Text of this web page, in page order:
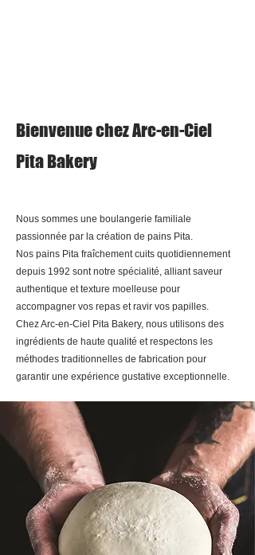
Bienvenue chez Arc-en-Ciel
Pita Bakery
Nous sommes une boulangerie familiale
passionnée par la création de pains Pita.
Nos pains Pita fraîchement cuits quotidiennement
depuis 1992 sont notre spécialité, alliant saveur
authentique et texture moelleuse pour
accompagner vos repas et ravir vos papilles.
Chez Arc-en-Ciel Pita Bakery, nous utilisons des
ingrédients de haute qualité et respectons les
méthodes traditionnelles de fabrication pour
garantir une expérience gustative exceptionnelle.